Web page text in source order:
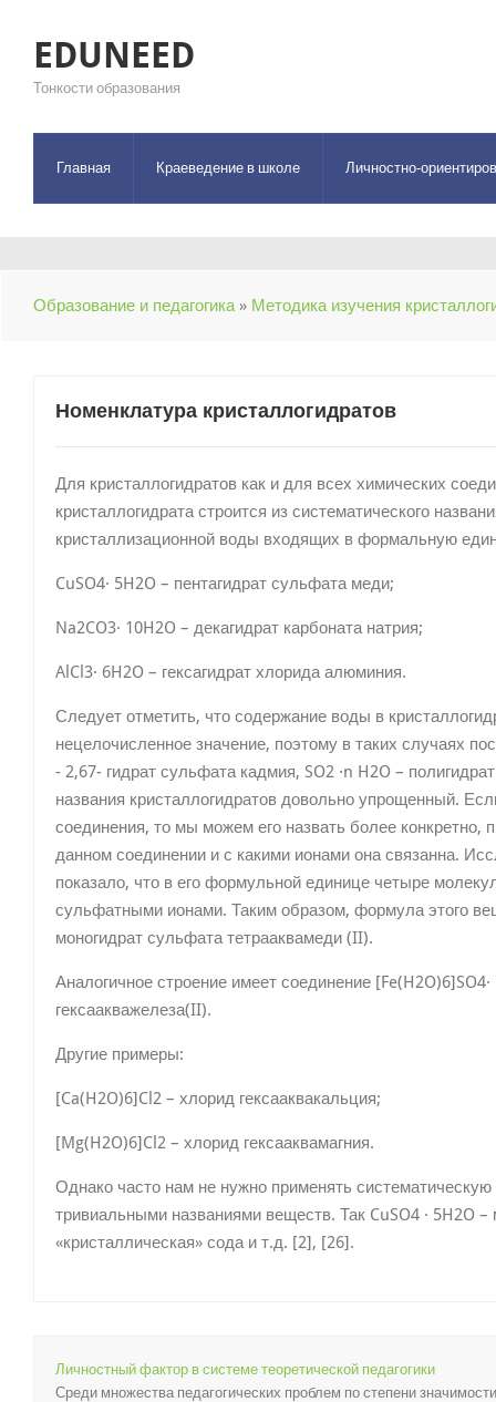
EDUNEED
Тонкости образования
Главная Краеведение в школе Личностно-
Образование и педагогика» Методика изучения
Номенклатура кристаллогидратов
Для кристаллогидратов как и для всех химических
кристаллогидрата строится из систематического
кристаллизационной воды входящих в формальную
CuSO4· 5H2O – пентагидрат сульфата меди;
Na2CO3· 10H2O – декагидрат карбоната натрия;
AlCl3· 6H2O – гексагидрат хлорида алюминия.
Следует отметить, что содержание воды в
нецелочисленное значение, поэтому в таких случаях
- 2,67- гидрат сульфата кадмия, SO2 ·n H2O –
названия кристаллогидратов довольно упрощенный.
соединения, то мы можем его назвать более конкретно,
данном соединении и с какими ионами она связанна.
показало, что в его формульной единице четыре
сульфатными ионами. Таким образом, формула этого
моногидрат сульфата тетрааквамеди (II).
Аналогичное строение имеет соединение
гексаакважелеза(II).
Другие примеры:
[Ca(H2O)6]Cl2 – хлорид гексааквакальция;
[Mg(H2O)6]Cl2 – хлорид гексааквамагния.
Однако часто нам не нужно применять
тривиальными названиями веществ. Так CuSO4 · 5H2O
«кристаллическая» сода и т.д. [2], [26].
Личностный фактор в системе теоретической педагогики
Среди множества педагогических проблем по степени